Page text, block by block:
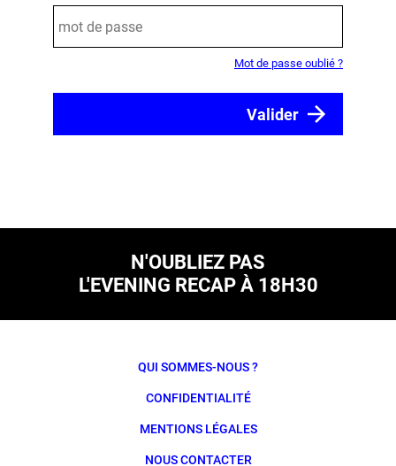
Mot de passe oublié ?
N'OUBLIEZ PAS
L'EVENING RECAP À 18H30
QUI SOMMES-NOUS ?
CONFIDENTIALITÉ
MENTIONS LÉGALES
NOUS CONTACTER